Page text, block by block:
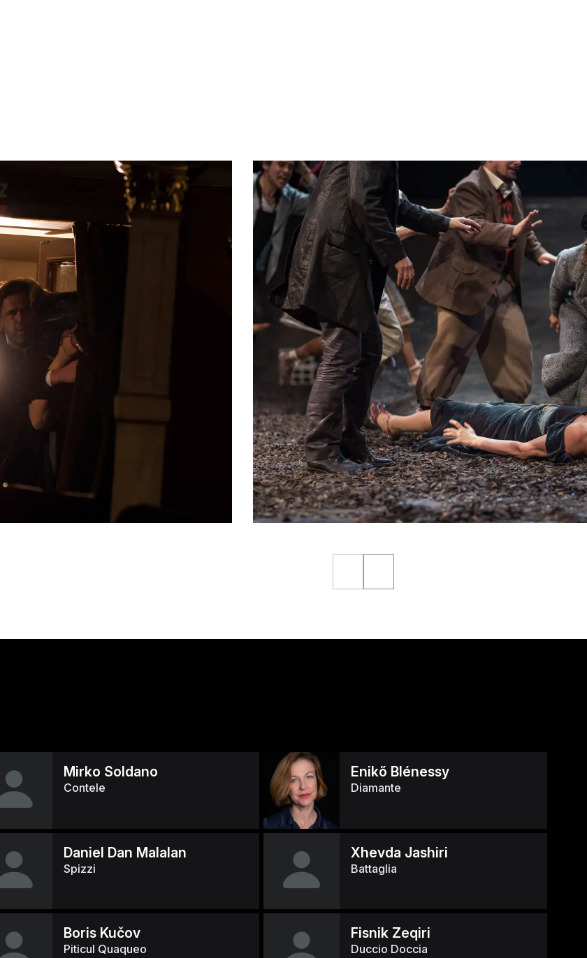
Mirko Soldano
Contele
Enikő Blénessy
Diamante
Daniel Dan Malalan
Spizzi
Xhevda Jashiri
Battaglia
Boris Kučov
Piticul Quaqueo
Fisnik Zeqiri
Duccio Doccia